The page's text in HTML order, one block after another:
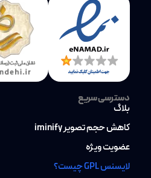
دسترسی سریع
بلاگ
کاهش حجم تصویر iminify
عضویت ویژه
لایسنس GPL چیست؟